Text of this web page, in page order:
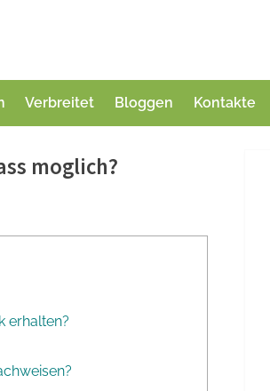
Verbreitet Bloggen Kontakte
moglich?
erhalten?